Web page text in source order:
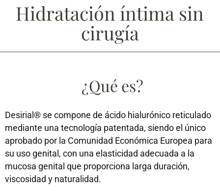
Hidratación íntima sin
cirugía
¿Qué es?
Desirial® se compone de ácido hialurónico reticulado
mediante una tecnología patentada, siendo el único
aprobado por la Comunidad Económica Europea para
su uso genital, con una elasticidad adecuada a la
mucosa genital que proporciona larga duración,
viscosidad y naturalidad.